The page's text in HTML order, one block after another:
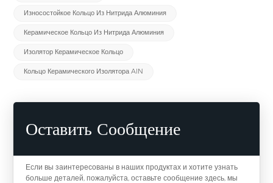
Износостойкое Кольцо Из Нитрида Алюминия
Керамическое Кольцо Из Нитрида Алюминия
Изолятор Керамическое Кольцо
Кольцо Керамического Изолятора AlN
Оставить Сообщение
Если вы заинтересованы в наших продуктах и хотите узнать
больше деталей, пожалуйста, оставьте сообщение здесь, мы